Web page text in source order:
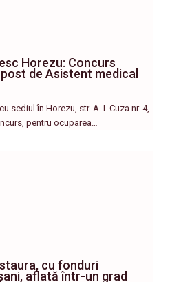
Horezu: Concurs
de Asistent medical
sediul în Horezu, str. A. I. Cuza nr. 4,
pentru ocuparea…
cu fonduri
aflată într-un grad